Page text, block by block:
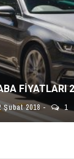
FIYATLARI
Şubat 2018 1